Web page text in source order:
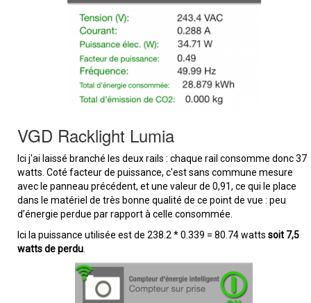
VGD Racklight Lumia
Ici j'ai laissé branché les deux rails : chaque rail consomme donc 37
watts. Coté facteur de puissance, c'est sans commune mesure
avec le panneau précédent, et une valeur de 0,91, ce qui le place
dans le matériel de très bonne qualité de ce point de vue : peu
d’énergie perdue par rapport à celle consommée.
Ici la puissance utilisée est de 238.2 * 0.339 = 80.74 watts soit 7,5
watts de perdu.